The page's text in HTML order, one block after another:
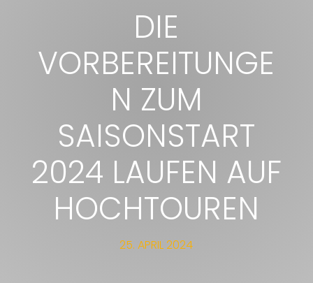
DIE
VORBEREITUNGE
N ZUM
SAISONSTART
2024 LAUFEN AUF
HOCHTOUREN
25. APRIL 2024